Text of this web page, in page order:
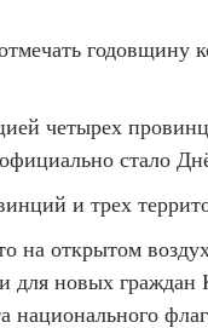
четырех
стало
и трех
открытом
новых